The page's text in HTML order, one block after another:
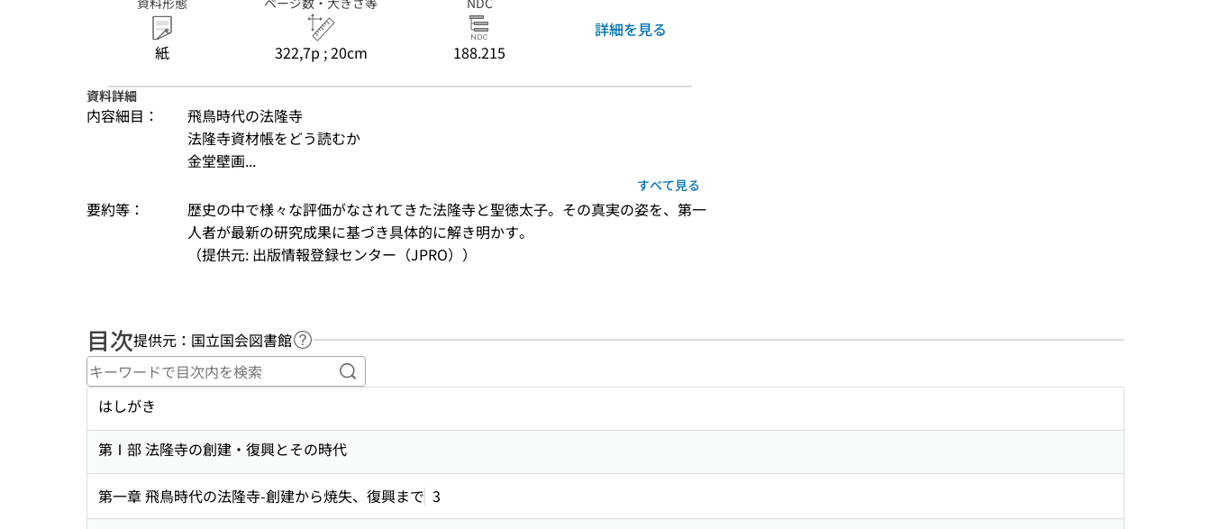
紙 322,7p ; 20cm 188.215
詳細を見る
資料詳細
内容細目：
飛鳥時代の法隆寺
法隆寺資材帳をどう読むか
金堂壁画...
すべて見る
要約等：
歴史の中で様々な評価がなされてきた法隆寺と聖徳太子。その真実の姿を、第一
人者が最新の研究成果に基づき具体的に解き明かす。
（提供元: 出版情報登録センター（JPRO））
目次提供元：国立国会図書館 ヘルプページへのリンク
キーワードで目次内を検索
はしがき
第Ⅰ部 法隆寺の創建・復興とその時代
第一章 飛鳥時代の法隆寺-創建から焼失、復興まで 3